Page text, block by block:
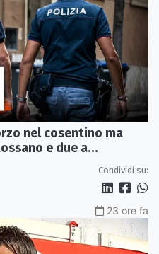
nel cosentino ma
e due a
Condividi su:
23 ore fa